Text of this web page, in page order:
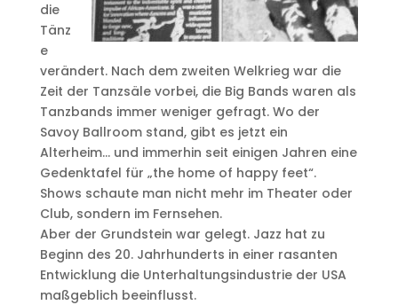
die
Tänz
e
verändert. Nach dem zweiten Welkrieg war die
Zeit der Tanzsäle vorbei, die Big Bands waren als
Tanzbands immer weniger gefragt. Wo der
Savoy Ballroom stand, gibt es jetzt ein
Alterheim… und immerhin seit einigen Jahren eine
Gedenktafel für „the home of happy feet“.
Shows schaute man nicht mehr im Theater oder
Club, sondern im Fernsehen.
Aber der Grundstein war gelegt. Jazz hat zu
Beginn des 20. Jahrhunderts in einer rasanten
Entwicklung die Unterhaltungsindustrie der USA
maßgeblich beeinflusst.